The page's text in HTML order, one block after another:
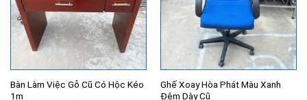
Bàn Làm Việc Gỗ Cũ Có Hộc Kéo
1m
Ghế Xoay Hòa Phát Màu Xanh
Đệm Dày Cũ